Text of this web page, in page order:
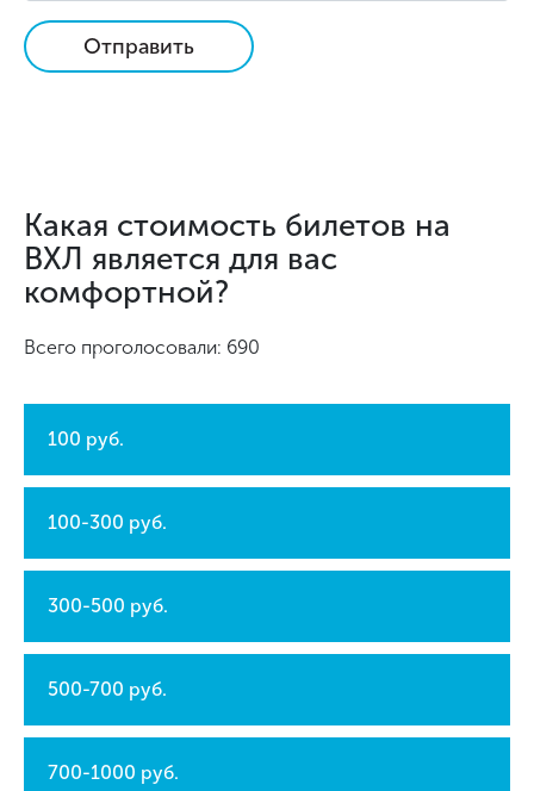
Отправить
Какая стоимость билетов на
ВХЛ является для вас
комфортной?
Всего проголосовали: 690
100 руб.
100-300 руб.
300-500 руб.
500-700 руб.
700-1000 руб.